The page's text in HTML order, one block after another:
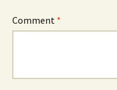
Comment *